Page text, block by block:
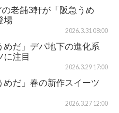
の老舗3軒が「阪急うめ
場
2026.3.31 08:00
めだ」デパ地下の進化系
に注目
2026.3.29 17:00
めだ」春の新作スイーツ
2026.3.27 12:00